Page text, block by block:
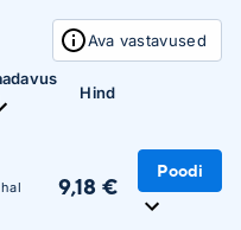
Ava vastavused
Hind
9,18 €
Poodi